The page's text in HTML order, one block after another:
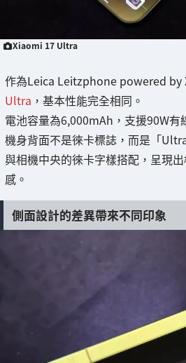
Xiaomi 17 Ultra
作為Leica Leitzphone powered by
Ultra ，基本性能完全相同。
電池容量為6,000mAh，支援90W有
機身背面不是徠卡標誌，而是「
與相機中央的徠卡字樣搭配，呈現
感。
側面設計的差異帶來不同印象